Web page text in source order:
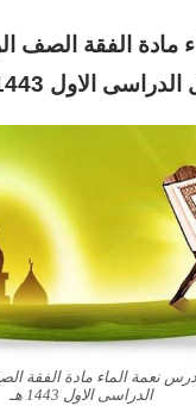
مادة الفقة الصف
الاول 1443 هـ
نعمة الماء مادة الفقة
الدراسى الاول 1443 هـ